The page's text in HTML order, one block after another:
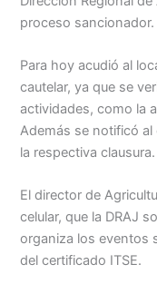
proceso sancionador.
Para hoy acudió al
cautelar, ya que se
actividades, como la
Además se notificó
la respectiva clausura.
El director de
celular, que la DRAJ
organiza los eventos
del certificado ITSE.